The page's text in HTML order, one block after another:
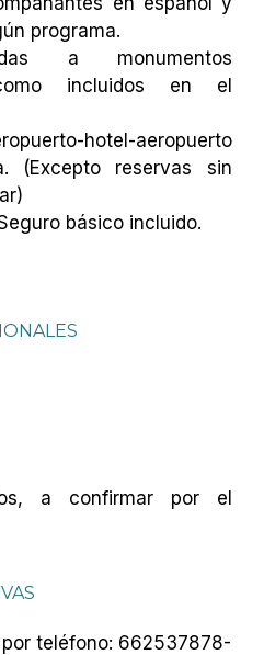
programa.
a monumentos
incluidos en el
hotel-aeropuerto
(Excepto reservas sin
básico incluido.
a confirmar por el
teléfono: 662537878-